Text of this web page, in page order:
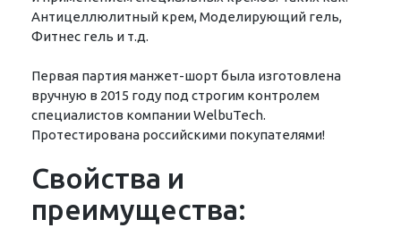
Антицеллюлитный крем, Моделирующий гель,
Фитнес гель и т.д.
Первая партия манжет-шорт была изготовлена
вручную в 2015 году под строгим контролем
специалистов компании WelbuTech.
Протестирована российскими покупателями!
Свойства и
преимущества: